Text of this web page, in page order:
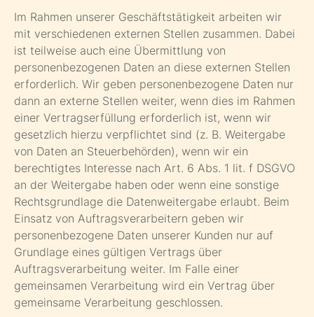
Im Rahmen unserer Geschäftstätigkeit arbeiten wir
mit verschiedenen externen Stellen zusammen. Dabei
ist teilweise auch eine Übermittlung von
personenbezogenen Daten an diese externen Stellen
erforderlich. Wir geben personenbezogene Daten nur
dann an externe Stellen weiter, wenn dies im Rahmen
einer Vertragserfüllung erforderlich ist, wenn wir
gesetzlich hierzu verpflichtet sind (z. B. Weitergabe
von Daten an Steuerbehörden), wenn wir ein
berechtigtes Interesse nach Art. 6 Abs. 1 lit. f DSGVO
an der Weitergabe haben oder wenn eine sonstige
Rechtsgrundlage die Datenweitergabe erlaubt. Beim
Einsatz von Auftragsverarbeitern geben wir
personenbezogene Daten unserer Kunden nur auf
Grundlage eines gültigen Vertrags über
Auftragsverarbeitung weiter. Im Falle einer
gemeinsamen Verarbeitung wird ein Vertrag über
gemeinsame Verarbeitung geschlossen.